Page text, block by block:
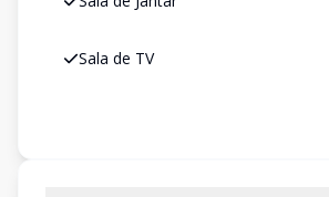
Sala de TV